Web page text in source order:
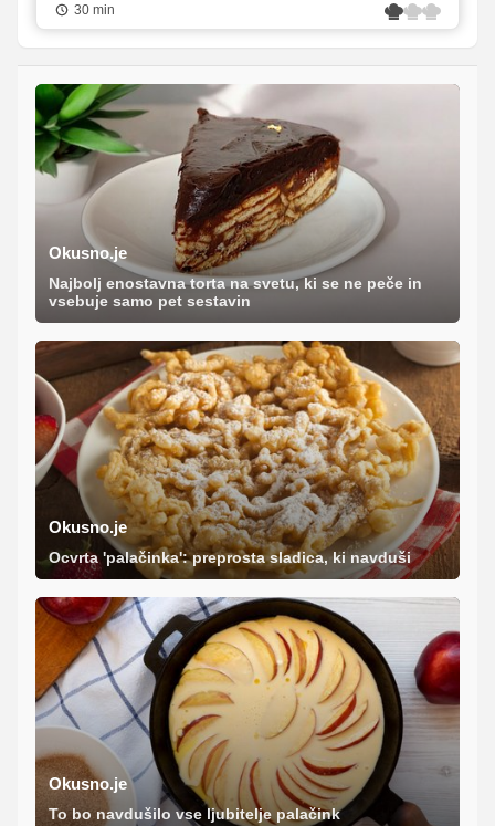
30 min
Okusno.je
Najbolj enostavna torta na svetu, ki se ne peče in
vsebuje samo pet sestavin
Okusno.je
Ocvrta 'palačinka': preprosta sladica, ki navduši
Okusno.je
To bo navdušilo vse ljubitelje palačink